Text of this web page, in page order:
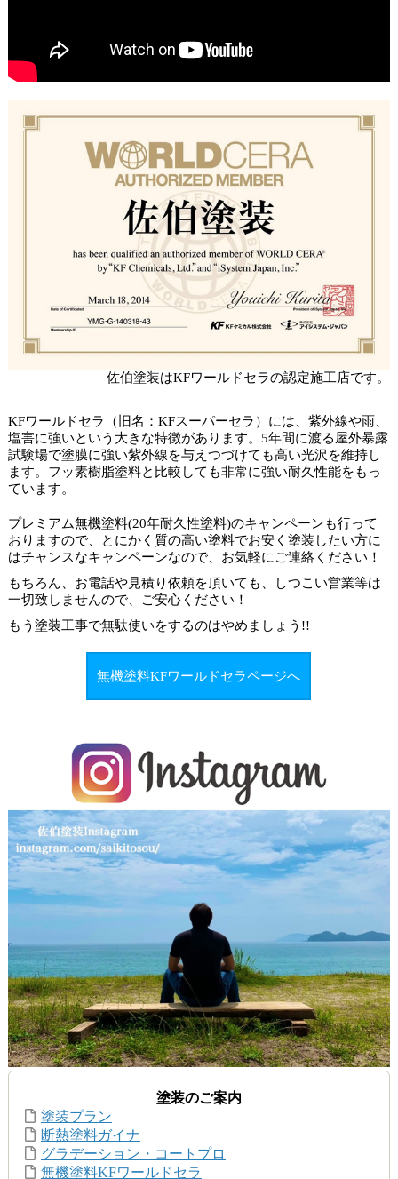
佐伯塗装はKFワールドセラの認定施工店です。
KFワールドセラ（旧名：KFスーパーセラ）には、紫外線や雨、
塩害に強いという大きな特徴があります。5年間に渡る屋外暴露
試験場で塗膜に強い紫外線を与えつづけても高い光沢を維持し
ます。フッ素樹脂塗料と比較しても非常に強い耐久性能をもっ
ています。
プレミアム無機塗料(20年耐久性塗料)のキャンペーンも行って
おりますので、とにかく質の高い塗料でお安く塗装したい方に
はチャンスなキャンペーンなので、お気軽にご連絡ください！
もちろん、お電話や見積り依頼を頂いても、しつこい営業等は
一切致しませんので、ご安心ください！
もう塗装工事で無駄使いをするのはやめましょう !!
無機塗料KFワールドセラページへ
塗装のご案内
塗装プラン
断熱塗料ガイナ
グラデーション・コートプロ
無機塗料KFワールドセラ